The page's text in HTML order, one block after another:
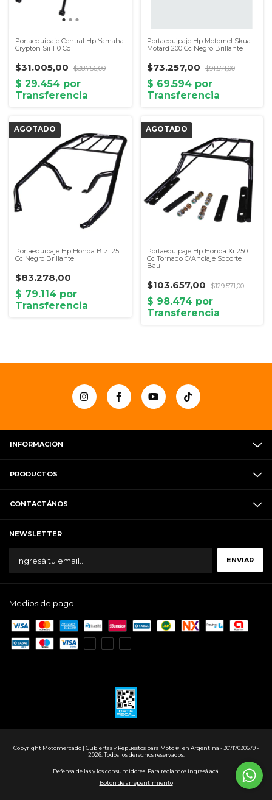
Portaequipaje Central Hp Yamaha
Crypton Sii 110 Cc
$31.005,00 $38.756,00
Portaequipaje Hp Motomel Skua-
Motard 200 Cc Negro Brillante
$73.257,00 $91.571,00
Portaequipaje Hp Honda Biz 125
Cc Negro Brillante
$83.278,00
Portaequipaje Hp Honda Xr 250
Cc Tornado C/Anclaje Soporte
Baul
$103.657,00 $129.571,00
INFORMACIÓN
PRODUCTOS
CONTACTÁNOS
NEWSLETTER
Medios de pago
Copyright Motomercado | Cubiertas y Repuestos para Moto #1 en Argentina - 30717030679 -
2026. Todos los derechos reservados.
Defensa de las y los consumidores. Para reclamos ingresá acá.
Botón de arrepentimiento